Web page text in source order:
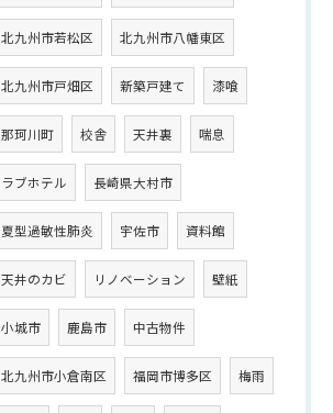
北九州市若松区 北九州市八幡東区
北九州市戸畑区 新築戸建て 漆喰
那珂川町 校舎 天井裏 喘息
ラブホテル 長崎県大村市
夏型過敏性肺炎 宇佐市 資料館
天井のカビ リノベーション 壁紙
小城市 鹿島市 中古物件
北九州市小倉南区 福岡市博多区 梅雨